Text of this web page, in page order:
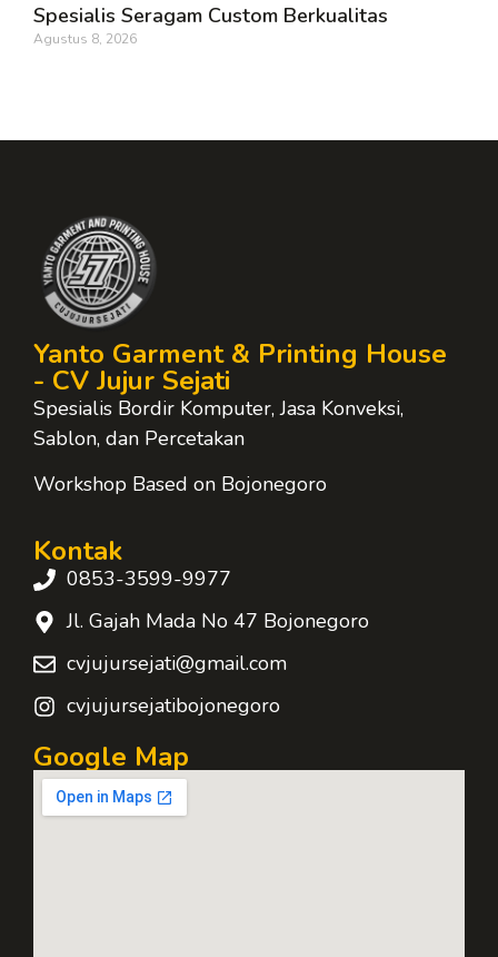
Spesialis Seragam Custom Berkualitas
Agustus 8, 2026
Yanto Garment & Printing House
- CV Jujur Sejati
Spesialis Bordir Komputer, Jasa Konveksi,
Sablon, dan Percetakan
Workshop Based on Bojonegoro
Kontak
0853-3599-9977
Jl. Gajah Mada No 47 Bojonegoro
cvjujursejati@gmail.com
cvjujursejatibojonegoro
Google Map